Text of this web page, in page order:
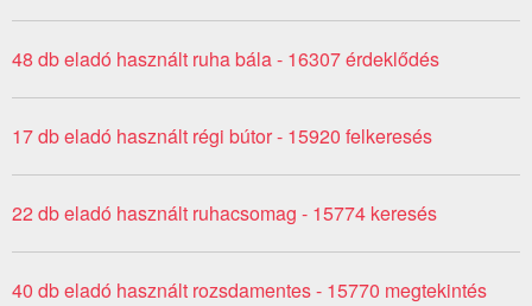
48 db eladó használt ruha bála - 16307 érdeklődés
17 db eladó használt régi bútor - 15920 felkeresés
22 db eladó használt ruhacsomag - 15774 keresés
40 db eladó használt rozsdamentes - 15770 megtekintés